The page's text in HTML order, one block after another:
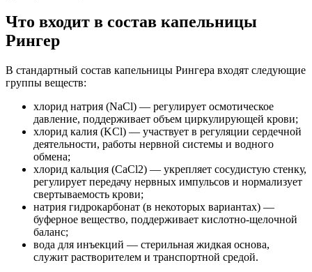
Что входит в состав капельницы
Рингер
В стандартный состав капельницы Рингера входят следующие
группы веществ:
хлорид натрия (NaCl) — регулирует осмотическое
давление, поддерживает объем циркулирующей крови;
хлорид калия (KCl) — участвует в регуляции сердечной
деятельности, работы нервной системы и водного
обмена;
хлорид кальция (CaCl2) — укрепляет сосудистую стенку,
регулирует передачу нервных импульсов и нормализует
свертываемость крови;
натрия гидрокарбонат (в некоторых вариантах) —
буферное вещество, поддерживает кислотно-щелочной
баланс;
вода для инъекций — стерильная жидкая основа,
служит растворителем и транспортной средой.